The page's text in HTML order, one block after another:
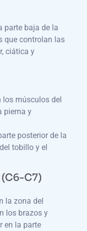
parte baja de la
que controlan las
ciática y
los músculos del
pierna y
posterior de la
tobillo y el
C7)
la zona del
los brazos y
en la parte